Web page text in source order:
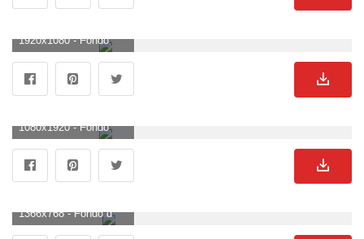
1920x1080 - Fondo de pantalla de 1920x1080. Imágen HD 1080p de truenos.
1080x1920 - Fondo de pantalla de 1080x1920. Fondo de pantalla de truenos.
1366x768 - Fondo de pantalla de 1366x768. Fondo para computadora de truenos.